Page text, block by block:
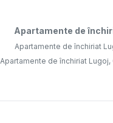
Apartamente de
Apartamente de închiriat
Apartamente de închiriat Lugoj,